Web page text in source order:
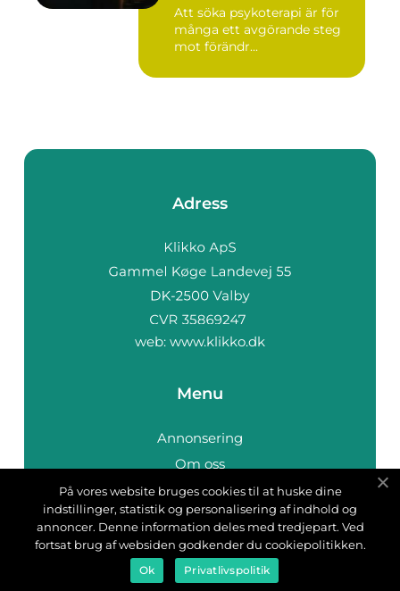
Att söka psykoterapi är för
många ett avgörande steg
mot förändr...
Adress
web: www.klikko.dk
Menu
Annonsering
Om oss
Cookies
Kontakta oss
Sitemap
På vores website bruges cookies til at huske dine
indstillinger, statistik og personalisering af indhold og
annoncer. Denne information deles med tredjepart. Ved
fortsat brug af websiden godkender du cookiepolitikken.
Ok Privatlivspolitik